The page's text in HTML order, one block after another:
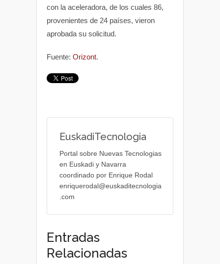
con la aceleradora, de los cuales 86,
provenientes de 24 países, vieron
aprobada su solicitud.
Fuente: Orizont.
EuskadiTecnologia
Portal sobre Nuevas Tecnologias
en Euskadi y Navarra
coordinado por Enrique Rodal
enriquerodal@euskaditecnologia
.com
Entradas
Relacionadas